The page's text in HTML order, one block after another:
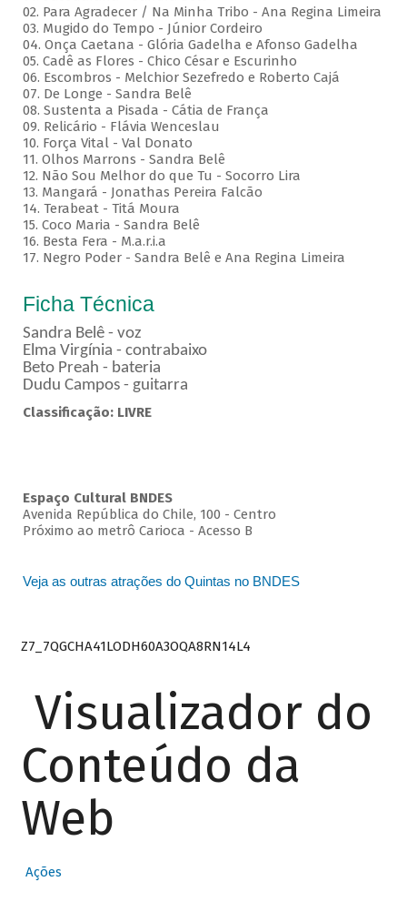
02. Para Agradecer / Na Minha Tribo - Ana Regina Limeira
03. Mugido do Tempo - Júnior Cordeiro
04. Onça Caetana - Glória Gadelha e Afonso Gadelha
05. Cadê as Flores - Chico César e Escurinho
06. Escombros - Melchior Sezefredo e Roberto Cajá
07. De Longe - Sandra Belê
08. Sustenta a Pisada - Cátia de França
09. Relicário - Flávia Wenceslau
10. Força Vital - Val Donato
11. Olhos Marrons - Sandra Belê
12. Não Sou Melhor do que Tu - Socorro Lira
13. Mangará - Jonathas Pereira Falcão
14. Terabeat - Titá Moura
15. Coco Maria - Sandra Belê
16. Besta Fera - M.a.r.i.a
17. Negro Poder - Sandra Belê e Ana Regina Limeira
Ficha Técnica
Sandra Belê - voz
Elma Virgínia - contrabaixo
Beto Preah - bateria
Dudu Campos - guitarra
Classificação: LIVRE
Espaço Cultural BNDES
Avenida República do Chile, 100 - Centro
Próximo ao metrô Carioca - Acesso B
Veja as outras atrações do Quintas no BNDES
Z7_7QGCHA41LODH60A3OQA8RN14L4
Visualizador do
Conteúdo da
Web
Ações